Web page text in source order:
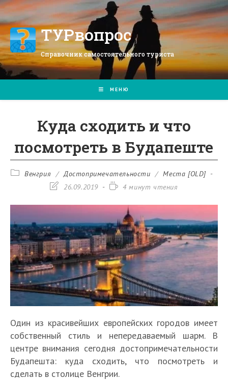
Перейти
к
содержимомуТУРвопрос
Справочник самостоятельного туриста
МЕНЮ
Куда сходить и что
посмотреть в Будапеште
РубрикаВенгрия / Достопримечательности / Места [OLD]
Запись26.09.2019
Время4 минут чтения
Один из красивейших европейских городов имеет
собственный стиль и непередаваемый шарм. В
центре внимания сегодня достопримечательности
Будапешта: куда сходить, что посмотреть и
сделать в столице Венгрии.